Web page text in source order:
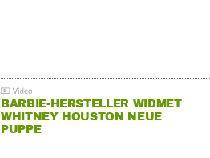
BARBIE-HERSTELLER WIDMET
WHITNEY HOUSTON NEUE
PUPPE